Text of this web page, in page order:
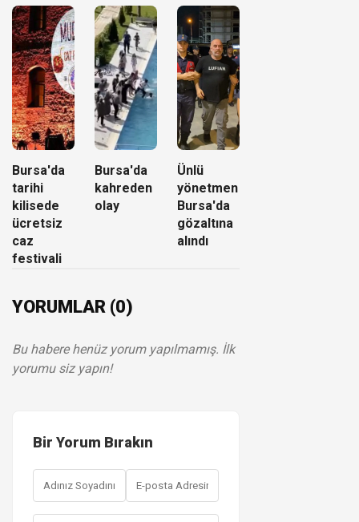
Bursa'da
tarihi
kilisede
ücretsiz
caz
festivali
Bursa'da
kahreden
olay
Ünlü
yönetmen
Bursa'da
gözaltına
alındı
YORUMLAR (0)
Bu habere henüz yorum yapılmamış. İlk
yorumu siz yapın!
Bir Yorum Bırakın